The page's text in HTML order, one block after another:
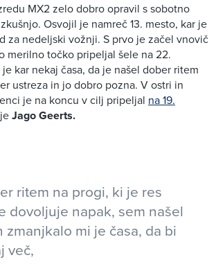
MX2 zelo dobro opravil s sobotno
Osvojil je namreč 13. mesto, kar je
za nedeljski vožnji. S prvo je začel vnovič
merilno točko pripeljal šele na 22.
kar nekaj časa, da je našel dober ritem
ustreza in jo dobro pozna. V ostri in
je na koncu v cilj pripeljal na 19.
Jago Geerts.
ritem na progi, ki je res
dovoljuje napak, sem našel
zmanjkalo mi je časa, da bi
več,